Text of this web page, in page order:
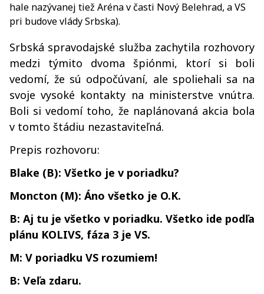
hale nazývanej tiež Aréna v časti Nový Belehrad, a VS
pri budove vlády Srbska).
Srbská spravodajské služba zachytila rozhovory
medzi týmito dvoma špiónmi, ktorí si boli
vedomí, že sú odpočúvaní, ale spoliehali sa na
svoje vysoké kontakty na ministerstve vnútra.
Boli si vedomí toho, že naplánovaná akcia bola
v tomto štádiu nezastaviteľná.
Prepis rozhovoru:
Blake (B): Všetko je v poriadku?
Moncton (M): Áno všetko je O.K.
B: Aj tu je všetko v poriadku. Všetko ide podľa
plánu KOLIVS, fáza 3 je VS.
M: V poriadku VS rozumiem!
B: Veľa zdaru.